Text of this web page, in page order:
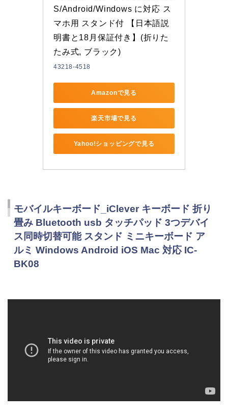
S/Android/Windows に対応 ス
マホ用 スタンド付 【日本語説
明書と18月保証付き】(折りた
たみ式, ブラック)
43218-4518
Amazonで見る
楽天市場で見る
Yahoo!ショッピングで見る
モバイルキーボード_iClever キーボード 折り
畳み Bluetooth usb タッチパッド 3つデバイ
ス同時切替可能 スタンド ミニキーボード ア
ルミ Windows Android iOS Mac 対応 IC-
BK08